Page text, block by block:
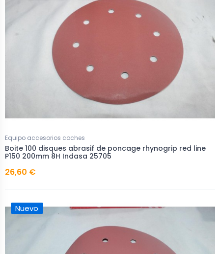
Equipo accesorios coches
Boite 100 disques abrasif de poncage rhynogrip red line
P150 200mm 8H Indasa 25705
26,60 €
Nuevo